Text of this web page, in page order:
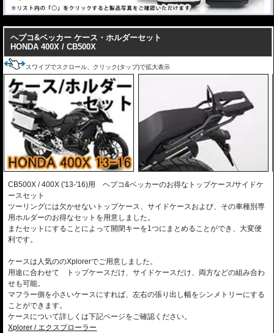
適合車種
CB500X ('19-'23)
※グラブバーを取り外す必要あり
※オプション 「ロックイットダイヤル」使用不可
※ホルダー/ケースセット商品 弊社オンラインショップから
のみお求めいただけます
CB500X ('17-'18)
※グラブバーを取り外す必要あり
※オプション 「ロックイットダイヤル」使用不可
※ホルダー/ケースセット商品 弊社オンラインショップから
のみお求めいただけます
400X ('19-'23)
※グラブバーを取り外す必要あり
※ホルダー/ケースセット商品 弊社オンラインショップから
400X ('17-'18)
※グラブバーを取り外す必要あり
※オプション 「ロックイットダイヤル」使用不可
トップ
ケース
TC45
サイドケース
カラー/品番
価格
左
30
30 40
○
9503-610-212
ヘプコ&ベッカー ケース・ホルダーセット
HONDA 400X / CB500X
スワイプでスクロール、クリック(タップ)で拡大表示
CB500X / 400X ('13-'16)用 ヘプコ&ベッカーのお得なトップケース/サイドケ
ースセット
ツーリングには欠かせないトップケース、サイドケースおよび、その車種別専
用ホルダーのお得なセットを用意しました。
またセットにすることによって開閉キーを1つにまとめることができ、大変便
利です。
ケースは人気ののXplorerでご用意しました。
用途に合わせて トップケースだけ、サイドケースだけ、両方などの組み合わ
せも可能。
マフラー側を小さいケースにすれば、左右の張り出し幅をシンメトリーにする
ことができます。
ケースについて詳しくは下記ページをご確認ください。
Xplorer / エクスプローラー